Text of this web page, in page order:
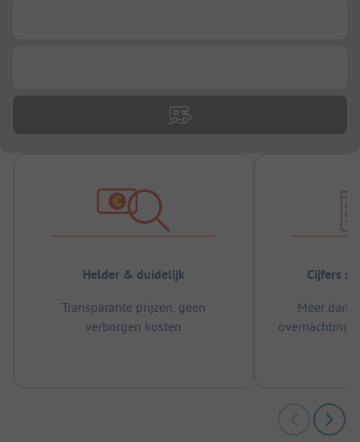
Helder & duidelijk
Transparante prijzen, geen
verborgen kosten
Cijfers
Meer dan